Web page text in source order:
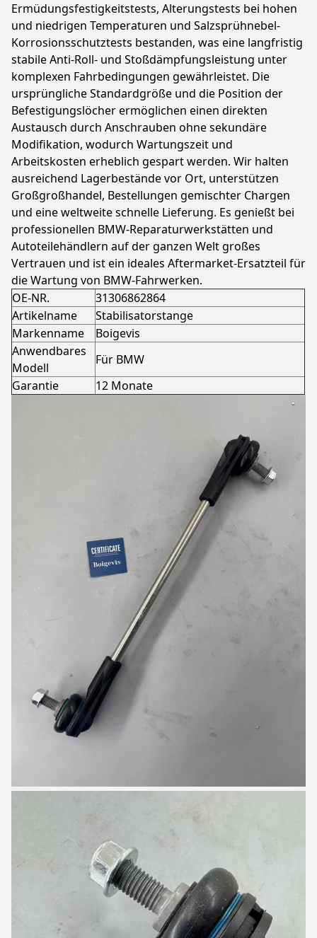
Ermüdungsfestigkeitstests, Alterungstests bei hohen
und niedrigen Temperaturen und Salzsprühnebel-
Korrosionsschutztests bestanden, was eine langfristig
stabile Anti-Roll- und Stoßdämpfungsleistung unter
komplexen Fahrbedingungen gewährleistet. Die
ursprüngliche Standardgröße und die Position der
Befestigungslöcher ermöglichen einen direkten
Austausch durch Anschrauben ohne sekundäre
Modifikation, wodurch Wartungszeit und
Arbeitskosten erheblich gespart werden. Wir halten
ausreichend Lagerbestände vor Ort, unterstützen
Großgroßhandel, Bestellungen gemischter Chargen
und eine weltweite schnelle Lieferung. Es genießt bei
professionellen BMW-Reparaturwerkstätten und
Autoteilehändlern auf der ganzen Welt großes
Vertrauen und ist ein ideales Aftermarket-Ersatzteil für
die Wartung von BMW-Fahrwerken.
OE-NR.
31306862864
Artikelname
Stabilisatorstange
Markenname
Boigevis
Anwendbares
Modell
Für BMW
Garantie
12 Monate